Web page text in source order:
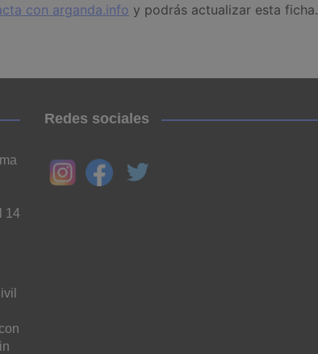
con arganda.info y podrás actualizar esta ficha.
14
Redes sociales